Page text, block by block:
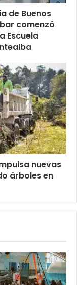
de Buenos
comenzó
Escuela
nuevas
árboles en